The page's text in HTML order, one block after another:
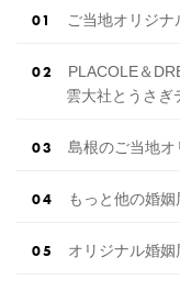
ご当地オリジナ
PLACOLE＆
雲大社とうさぎ
島根のご当地
もっと他の婚
オリジナル婚